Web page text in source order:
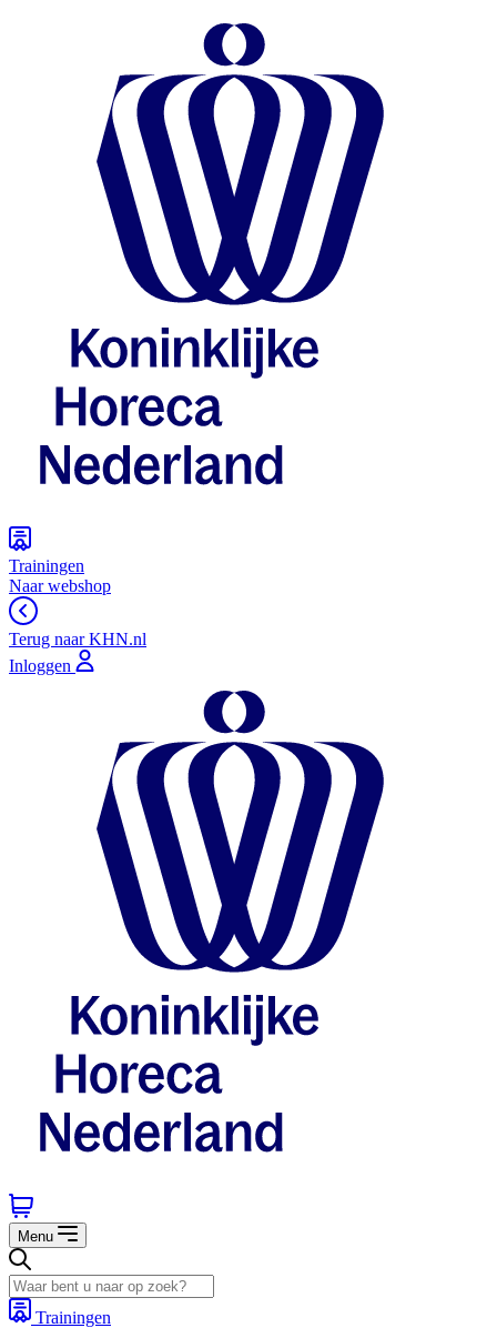
Trainingen
Naar webshop
Terug naar KHN.nl
Inloggen
Menu
Trainingen